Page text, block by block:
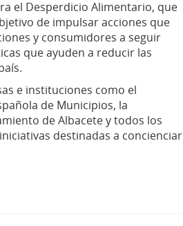
el Desperdicio Alimentario, que
de impulsar acciones que
y consumidores a seguir
que ayuden a reducir las
e instituciones como el
de Municipios, la
de Albacete y todos los
destinadas a concienciar